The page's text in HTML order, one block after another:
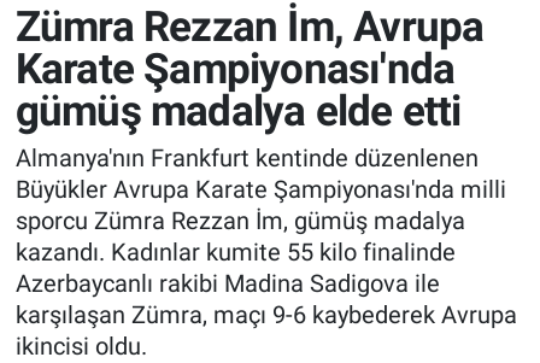
Zümra Rezzan İm, Avrupa
Karate Şampiyonası'nda
gümüş madalya elde etti
Almanya'nın Frankfurt kentinde düzenlenen
Büyükler Avrupa Karate Şampiyonası'nda milli
sporcu Zümra Rezzan İm, gümüş madalya
kazandı. Kadınlar kumite 55 kilo finalinde
Azerbaycanlı rakibi Madina Sadigova ile
karşılaşan Zümra, maçı 9-6 kaybederek Avrupa
ikincisi oldu.